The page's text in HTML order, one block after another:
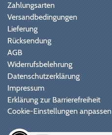
Zahlungsarten
Versandbedingungen
Lieferung
Rücksendung
AGB
Widerrufsbelehrung
Datenschutzerklärung
Impressum
Erklärung zur Barrierefreiheit
Cookie-Einstellungen anpassen